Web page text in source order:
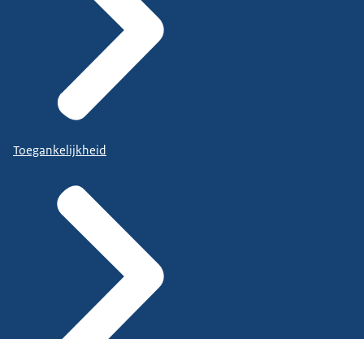
Toegankelijkheid